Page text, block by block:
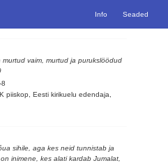
Info Seaded
vaim, murtud ja purukslöödud
piiskop, Eesti kirikuelu edendaja,
sihile, aga kes neid tunnistab ja
inimene, kes alati kardab Jumalat,